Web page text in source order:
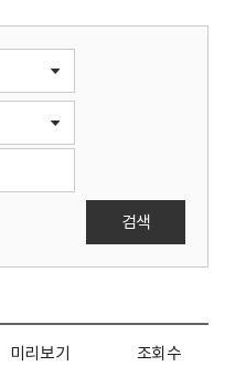
검색
미리보기 조회수